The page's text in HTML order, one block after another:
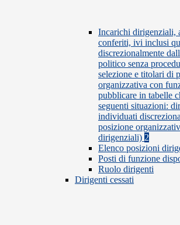
Incarichi dirigenziali,
conferiti, ivi inclusi
discrezionalmente
politico senza
selezione e titolari di
organizzativa con
pubblicare in tabelle
seguenti situazioni:
individuati
posizione
dirigenziali) 2
Elenco posizioni
Posti di funzione
Ruolo dirigenti
Dirigenti cessati